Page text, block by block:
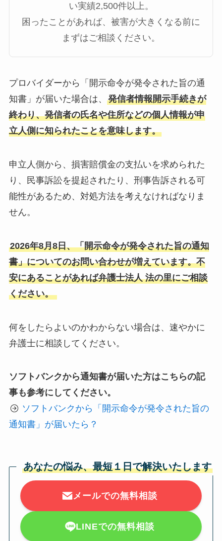
い実績2,500件以上。
困ったことがあれば、被害が大きくなる前に
まずはご相談ください。
プロバイダーから「開示命令が発令された旨の通
知書」が届いた場合は、 発信者情報開示手続きが
終わり、発信者の氏名や住所などの個人情報が申
立人側に知られたことを意味します。
申立人側から、損害賠償金の支払いを求められた
り、民事訴訟を提起されたり、刑事告訴される可
能性があるため、対処方法を考えなければなりま
せん。
2026年8月8日、「開示命令が発令された旨の通知
書」についてのお問い合わせが増えています。不
安にあることがあれば弁護士法人 法の里にご相談
ください。
何をしたらよいのかわからない場合は、速やかに
弁護士に相談してください。
ソフトバンクから通知書が届いた方はこちらの記
事も参考にしてください。
ソフトバンクから「開示命令が発令された旨の
通知書」が届いたら？
あなたの悩み、最短１日で解決いたします
メールでの無料相談
LINEでの無料相談